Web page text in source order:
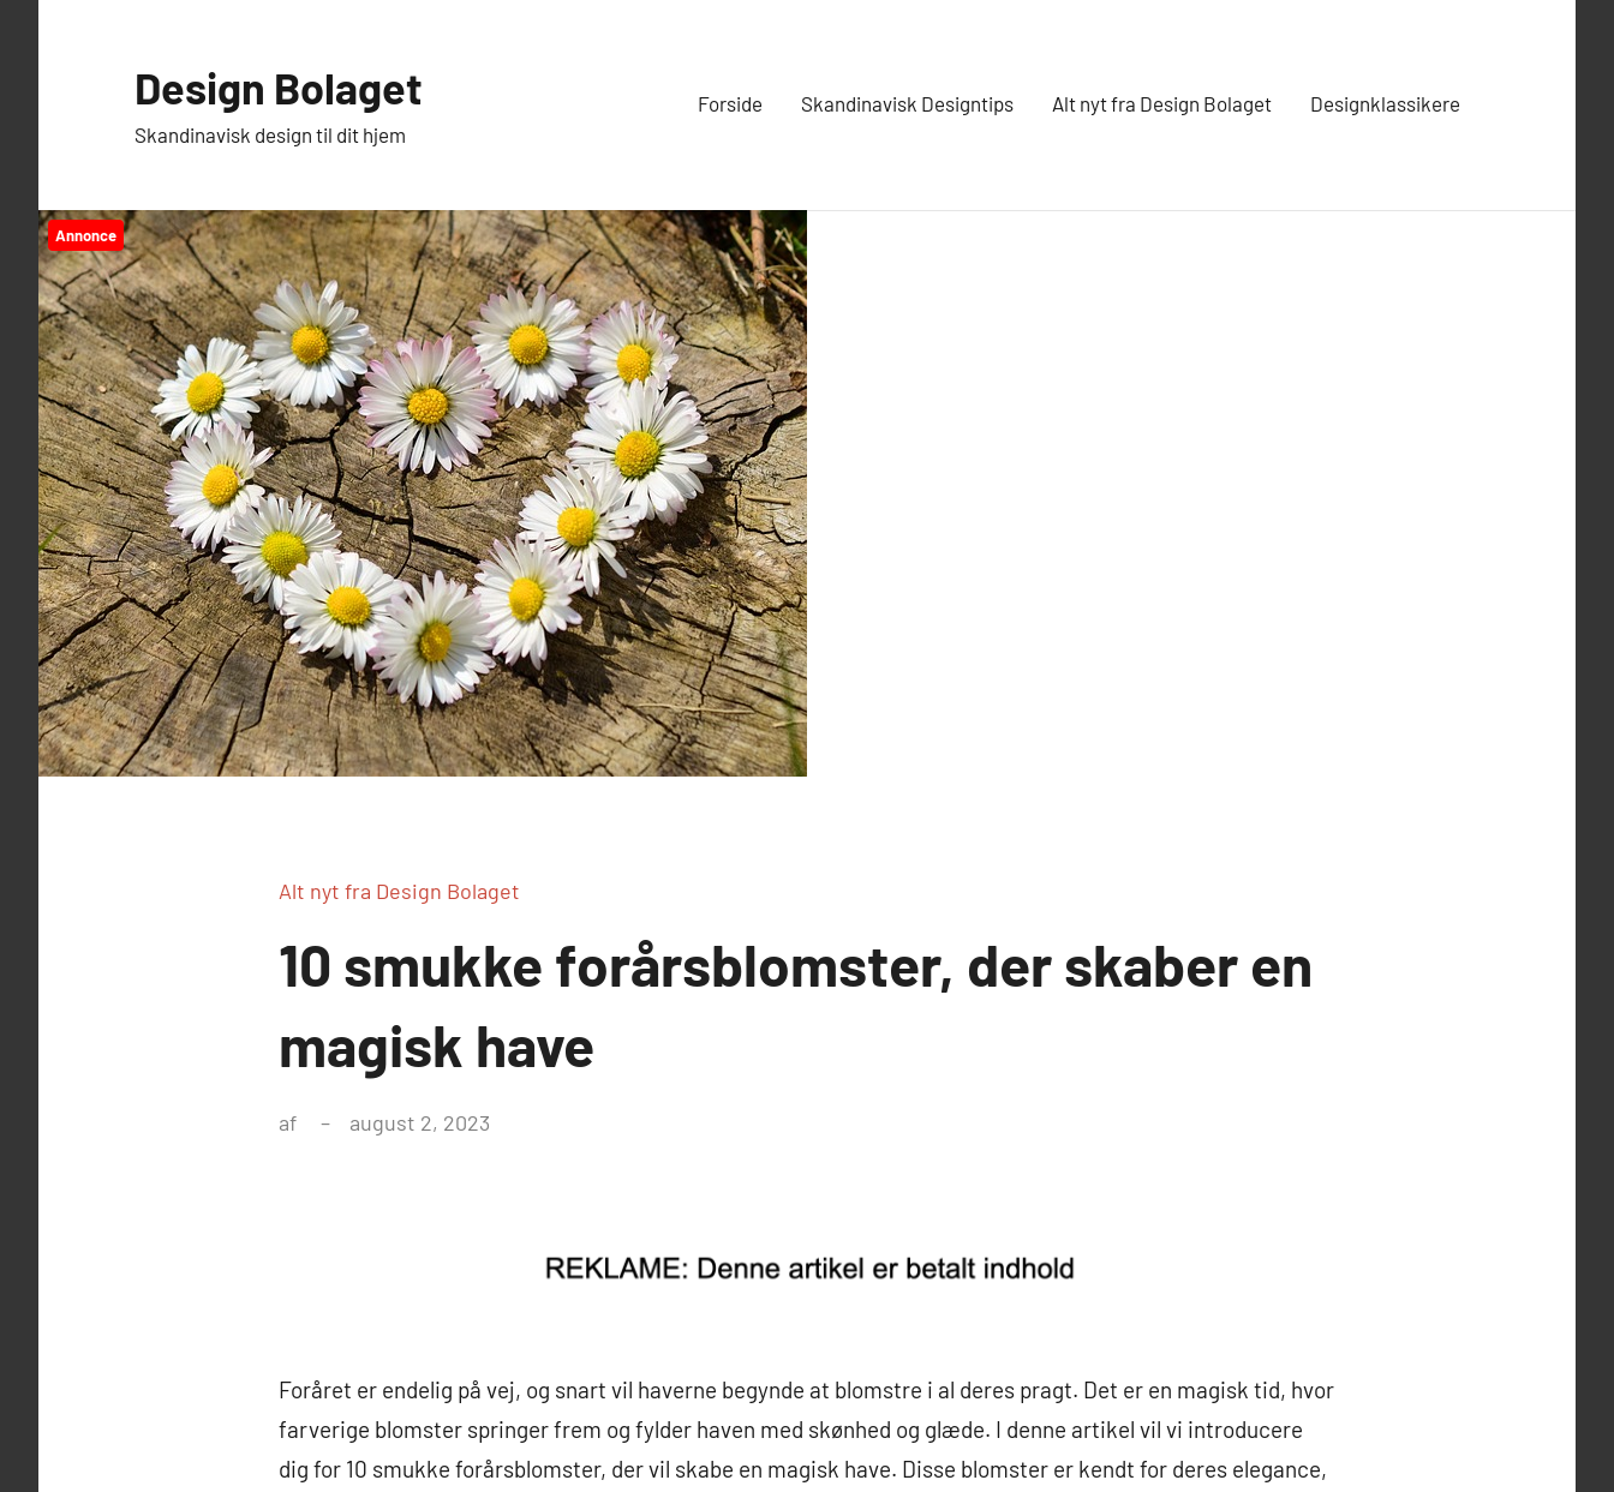
Design Bolaget
Skandinavisk design til dit hjem
Forside Skandinavisk Designtips Alt nyt fra Design Bolaget Designklassikere
Annonce
Alt nyt fra Design Bolaget
10 smukke forårsblomster, der skaber en
magisk have
af august 2, 2023
Foråret er endelig på vej, og snart vil haverne begynde at blomstre i al deres pragt. Det er en magisk tid, hvor
farverige blomster springer frem og fylder haven med skønhed og glæde. I denne artikel vil vi introducere
dig for 10 smukke forårsblomster, der vil skabe en magisk have. Disse blomster er kendt for deres elegance,